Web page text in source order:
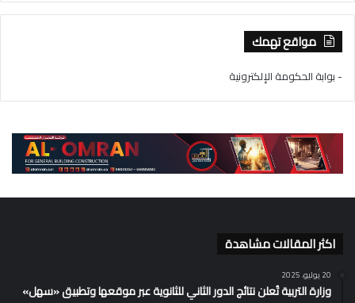
مواقع تهمك
- بوابة الحكومة الإلكترونية
اكثر المقالات مشاهدة
20 يوليو، 2025
وزارة التربية تُعلن نتائج الدور الثاني للثانوية عبر موقعها وتطبيق «سهل»